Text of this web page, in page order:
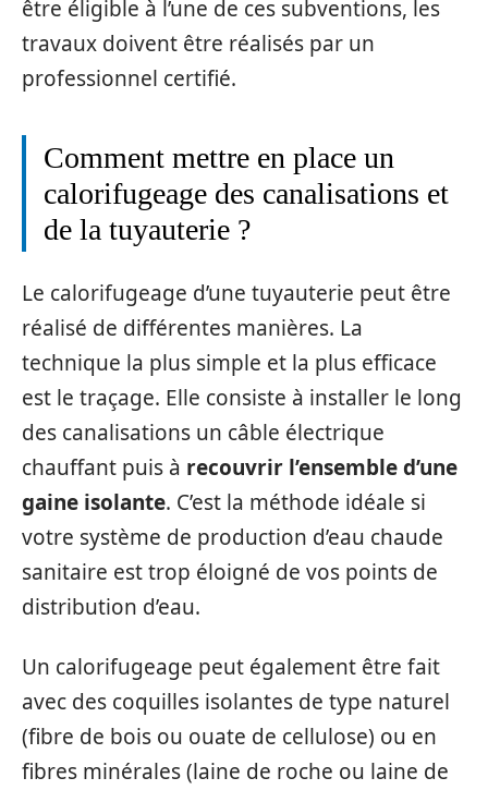
être éligible à l’une de ces subventions, les
travaux doivent être réalisés par un
professionnel certifié.
Comment mettre en place un
calorifugeage des canalisations et
de la tuyauterie ?
Le calorifugeage d’une tuyauterie peut être
réalisé de différentes manières. La
technique la plus simple et la plus efficace
est le traçage. Elle consiste à installer le long
des canalisations un câble électrique
chauffant puis à recouvrir l’ensemble d’une
gaine isolante. C’est la méthode idéale si
votre système de production d’eau chaude
sanitaire est trop éloigné de vos points de
distribution d’eau.
Un calorifugeage peut également être fait
avec des coquilles isolantes de type naturel
(fibre de bois ou ouate de cellulose) ou en
fibres minérales (laine de roche ou laine de